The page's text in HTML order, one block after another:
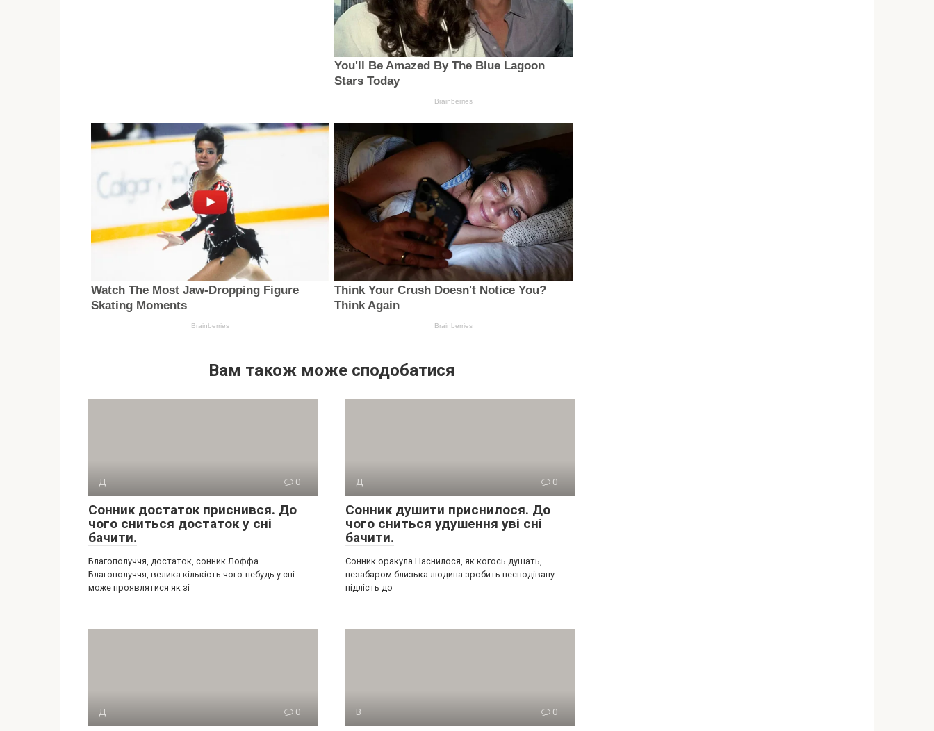
Вам також може сподобатися
Д 0
Сонник достаток приснився. До
чого сниться достаток у сні
бачити.
Благополуччя, достаток, сонник Лоффа
Благополуччя, велика кількість чого-небудь у сні
може проявлятися як зі
Д 0
Сонник душити приснилося. До
чого сниться удушення уві сні
бачити.
Сонник оракула Наснилося, як когось душать, —
незабаром близька людина зробить несподівану
підлість до
Д 0 В 0